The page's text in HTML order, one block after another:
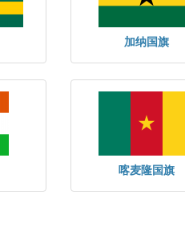
加纳国旗
喀麦隆国旗